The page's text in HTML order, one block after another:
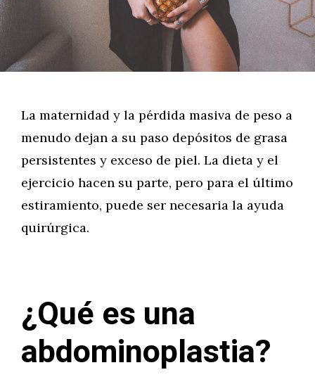
La maternidad y la pérdida masiva de peso a
menudo dejan a su paso depósitos de grasa
persistentes y exceso de piel. La dieta y el
ejercicio hacen su parte, pero para el último
estiramiento, puede ser necesaria la ayuda
quirúrgica.
¿Qué es una
abdominoplastia?